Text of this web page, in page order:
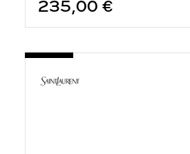
235,00 €